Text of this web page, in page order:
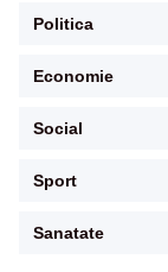
Politica
Economie
Social
Sport
Sanatate